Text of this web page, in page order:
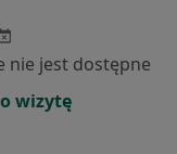
nie jest dostępne
wizytę